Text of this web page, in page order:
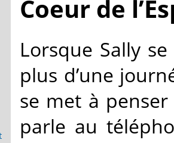
Coeur de
Lorsque Sally
plus d’une
se met à
parle au